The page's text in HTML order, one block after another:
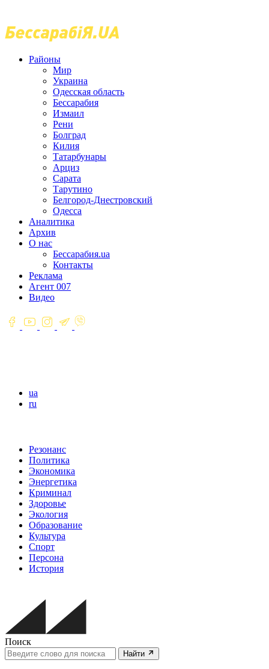
Районы
Мир
Украина
Одесская область
Бессарабия
Измаил
Рени
Болград
Килия
Татарбунары
Арциз
Сарата
Тарутино
Белгород-Днестровский
Одесса
Аналитика
Архив
О нас
Бессарабия.ua
Контакты
Реклама
Агент 007
Видео
ua
ru
Резонанс
Политика
Экономика
Энергетика
Криминал
Здоровье
Экология
Образование
Культура
Спорт
Персона
История
Поиск
Найти